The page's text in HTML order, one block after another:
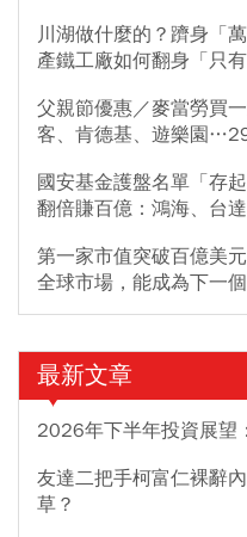
川湖做什麼的？躋身「
產鐵工廠如何翻身「只
父親節優惠／麥當勞買
客、肯德基、遊樂園
國安基金護盤名單「存
翻倍賺百億：鴻海、台
第一家市值突破百億美
全球市場，能成為下一
最新文章
2026年下半年投資展望
友達二把手柯富仁裸辭
草？